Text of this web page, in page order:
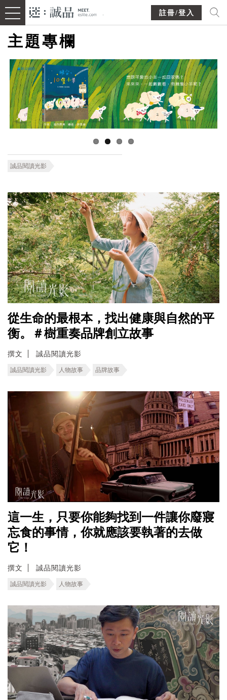
註冊/登入
主題專欄
誠品閱讀光影
從生命的最根本，找出健康與自然的平
衡。＃樹重奏品牌創立故事
撰文 誠品閱讀光影
誠品閱讀光影 人物故事 品牌故事
這一生，只要你能夠找到一件讓你廢寢
忘食的事情，你就應該要執著的去做
它！
撰文 誠品閱讀光影
誠品閱讀光影 人物故事